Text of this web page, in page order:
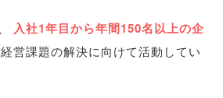
入社1年目から年間150名以上の企
経営課題の解決に向けて活動してい